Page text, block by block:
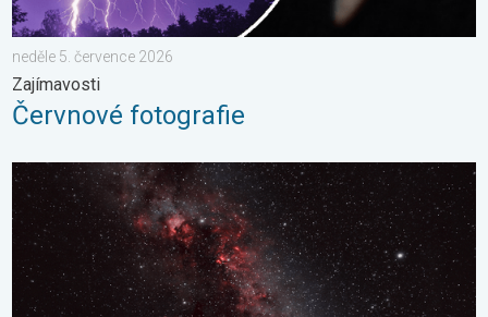
neděle 5. července 2026
Zajímavosti
Červnové fotografie
Pás Mléčné dráhy. Noční pozorování. . . sobota 16. května